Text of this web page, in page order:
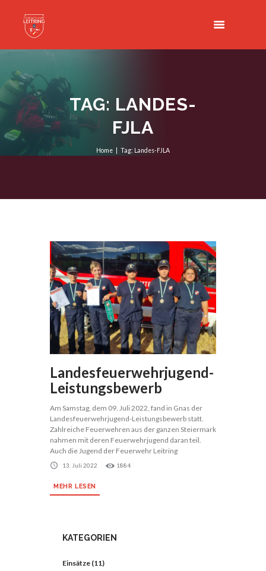
TAG: LANDES-
FJLA
Home Tag: Landes-FJLA
Landesfeuerwehrjugend-
Leistungsbewerb
Am Samstag, dem 09. Juli 2022, fand in Gnas der
Landesfeuerwehrjugend-Leistungsbewerb statt.
Zahlreiche Feuerwehren aus der ganzen Steiermark
nahmen mit deren Feuerwehrjugend daran teil.
Auch die Jugend der Feuerwehr Leitring
13. Juli 2022 1884
MEHR LESEN
KATEGORIEN
Einsätze (11)